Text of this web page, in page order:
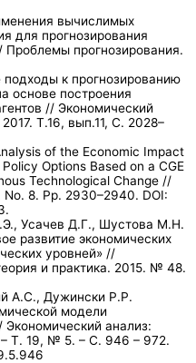
вычислимых
для прогнозирования
прогнозирования.
к прогнозированию
основе построения
// Экономический
Т.16, вып.11, С. 2028–
of the Economic Impact
Options Based on a CGE
Tech­nological Change //
8. Pp. 2930–2940. DOI:
Усачев Д.Г., Шустова М.Н.
развитие экономических
уровней» //
и практика. 2015. № 48.
А.С., Дужински Р.Р.
модели
анализ:
– Т. 19, № 5. – С. 946 – 972.